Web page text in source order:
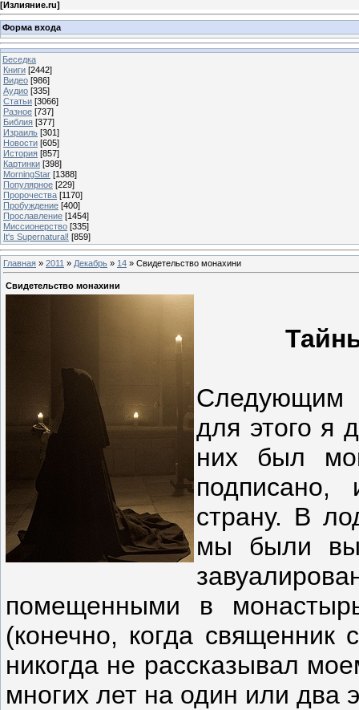
[Излияние.ru]
Форма входа
Беседка
Книги [2442]
Видео [986]
Аудио [335]
Статьи [3066]
Разное [737]
Библия [377]
Израиль [301]
Новости [605]
История [857]
Картинки [398]
MorningStar [1388]
Популярное [229]
Пророчества [1170]
Пробуждение [400]
Прославление [1454]
Миссионерство [335]
It's Supernatural! [859]
Главная » 2011 » Декабрь » 14 » Свидетельство монахини
Свидетельство монахини
Следующим
для этого я
них был
страну. В
мы были
помещенными в
(конечно, когда
никогда не рассказывал
многих лет на один или два